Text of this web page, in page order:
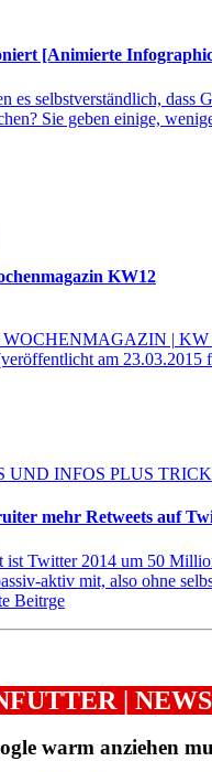
[Animierte
es selbstverständlich, dass
Sie geben einige,
KW12
|
am
UND INFOS PLUS
mehr Retweets auf
ist Twitter 2014 um 50
aktiv mit, also ohne
Beitrge
|
warm anziehen